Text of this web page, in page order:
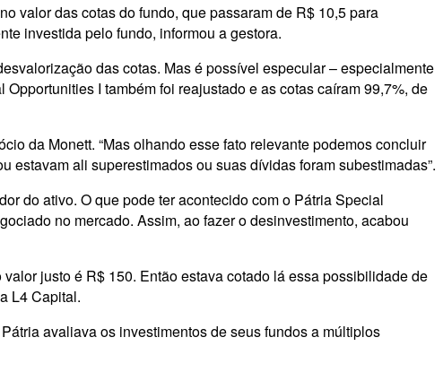
valor das cotas do fundo, que passaram de R$ 10,5 para
investida pelo fundo, informou a gestora.
das cotas. Mas é possível especular – especialmente
I também foi reajustado e as cotas caíram 99,7%, de
da Monett. “Mas olhando esse fato relevante podemos concluir
ali superestimados ou suas dívidas foram subestimadas”.
do ativo. O que pode ter acontecido com o Pátria Special
no mercado. Assim, ao fazer o desinvestimento, acabou
justo é R$ 150. Então estava cotado lá essa possibilidade de
L4 Capital.
avaliava os investimentos de seus fundos a múltiplos